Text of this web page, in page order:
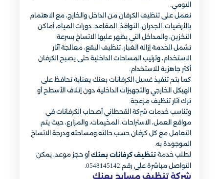
اليومي.
نعمل على تنظيف الكرفان من الداخل والخارج، مع الاهتمام
بالأرضيات، الجدران، النوافذ، المقاعد، دورات المياه، أماكن
التخزين، والمداخل التي يظهر عليها الاتساخ بسرعة.
تشمل الخدمة إزالة الغبار، تنظيف البقع، معالجة آثار
الاستخدام، وترتيب المساحات الداخلية حتى يصبح الكرفان
أكثر جاهزية للاستخدام.
كما يتم تنفيذ غسيل الكرفانات بعنك بعناية تحافظ على
الهيكل الخارجي والتجهيزات الداخلية دون إتلاف الأسطح أو
ترك آثار تنظيف مزعجة.
وتناسب خدمات شركة القحطاني أصحاب الكرفانات في
مواقع العمل، الاستراحات، المخيمات، والمزارع، حيث يتم
التعامل مع كل كرفان حسب حالته ومساحته ودرجة الاتساخ
الموجودة به.
لطلب خدمة تنظيف كرفانات بعنك أو حجز موعد، يمكن
التواصل مباشرة على رقم 0548145142.
شركة تنظيف مسابح بعنك